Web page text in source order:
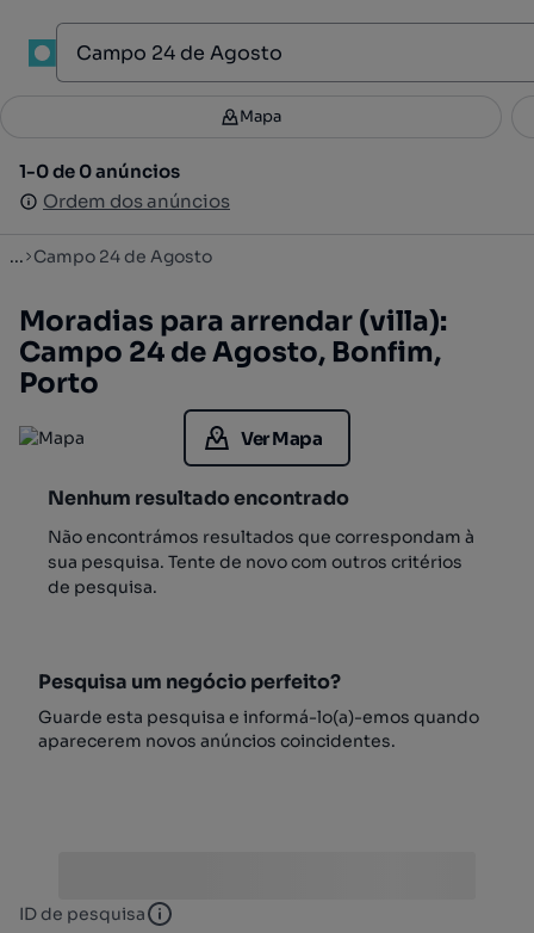
Filtros 4
1-0 de 0 anúncios
Ordem dos anúncios
Mapa
1-0 de 0 anúncios
Ordem dos anúncios
... Campo 24 de Agosto
Moradias para arrendar (villa):
Campo 24 de Agosto, Bonfim,
Porto
Ver Mapa
Nenhum resultado encontrado
Não encontrámos resultados que correspondam à
sua pesquisa. Tente de novo com outros critérios
de pesquisa.
Pesquisa um negócio perfeito?
Guarde esta pesquisa e informá-lo(a)-emos quando
aparecerem novos anúncios coincidentes.
ID de pesquisa ID de pesquisa